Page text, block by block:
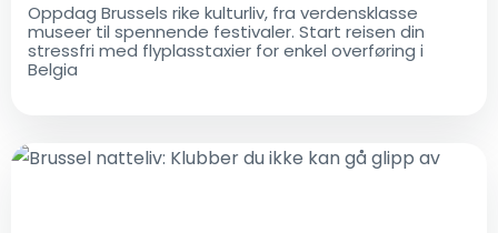
Oppdag Brussels rike kulturliv, fra verdensklasse
museer til spennende festivaler. Start reisen din
stressfri med flyplasstaxier for enkel overføring i
Belgia